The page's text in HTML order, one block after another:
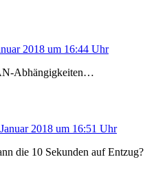
2018 um 16:44 Uhr
Abhängigkeiten…
2018 um 16:51 Uhr
die 10 Sekunden auf Entzug?